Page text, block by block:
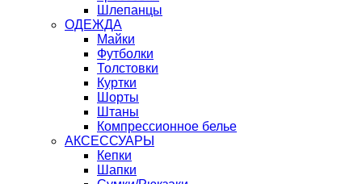
Шлепанцы
ОДЕЖДА
Майки
Футболки
Толстовки
Куртки
Шорты
Штаны
Компрессионное белье
АКСЕССУАРЫ
Кепки
Шапки